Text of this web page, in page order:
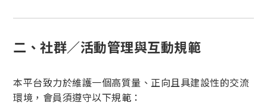
二、社群／活動管理與互動規範
本平台致力於維護一個高質量、正向且具建設性的交流
環境，會員須遵守以下規範：